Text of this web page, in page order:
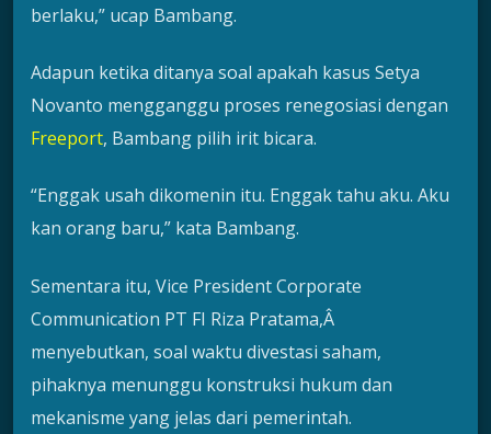
berlaku,” ucap Bambang.
Adapun ketika ditanya soal apakah kasus Setya
Novanto mengganggu proses renegosiasi dengan
Freeport, Bambang pilih irit bicara.
“Enggak usah dikomenin itu. Enggak tahu aku. Aku
kan orang baru,” kata Bambang.
Sementara itu, Vice President Corporate
Communication PT FI Riza Pratama,Â
menyebutkan, soal waktu divestasi saham,
pihaknya menunggu konstruksi hukum dan
mekanisme yang jelas dari pemerintah.